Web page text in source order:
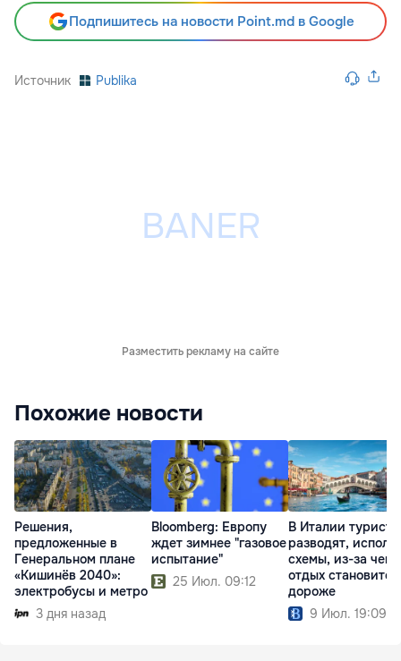
Подпишитесь на новости Point.md в Google
Источник Publika
Разместить рекламу на сайте
Похожие новости
Решения,
предложенные в
Генеральном плане
«Кишинёв 2040»:
электробусы и метро
3 дня назад
Bloomberg: Европу
ждет зимнее "газовое
испытание"
25 Июл. 09:12
В Италии
разводят,
схемы, из-за чего
отдых становится
дороже
9 Июл. 19:09